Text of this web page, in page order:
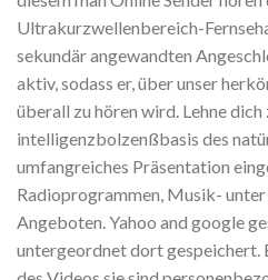
Ultrakurzwellenbereich-
sekundär angewandten
aktiv, sodass er, über unser
überall zu hören wird. Lehne
intelligenzbolzenßbasis des
umfangreiches Präsentation
Radioprogrammen, Musik-
Angeboten. Yahoo and google
untergeordnet dort gespeichert.